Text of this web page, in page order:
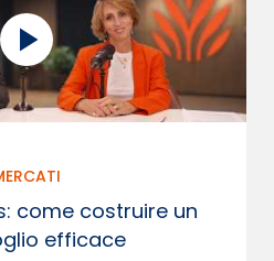
come costruire un
efficace